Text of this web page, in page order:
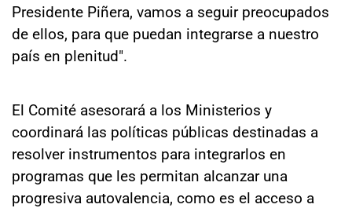
Presidente Piñera, vamos a seguir preocupados
de ellos, para que puedan integrarse a nuestro
país en plenitud".
El Comité asesorará a los Ministerios y
coordinará las políticas públicas destinadas a
resolver instrumentos para integrarlos en
programas que les permitan alcanzar una
progresiva autovalencia, como es el acceso a